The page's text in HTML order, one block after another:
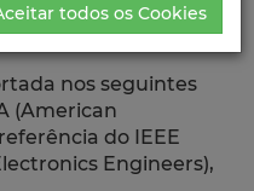
nos seguintes
(American
do IEEE
Engineers),
todos os Cookies